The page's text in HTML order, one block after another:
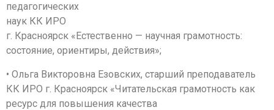
педагогических
наук КК ИРО
г. Красноярск «Естественно — научная грамотность:
состояние, ориентиры, действия»;
• Ольга Викторовна Езовских, старший преподаватель
КК ИРО г. Красноярск «Читательская грамотность как
ресурс для повышения качества